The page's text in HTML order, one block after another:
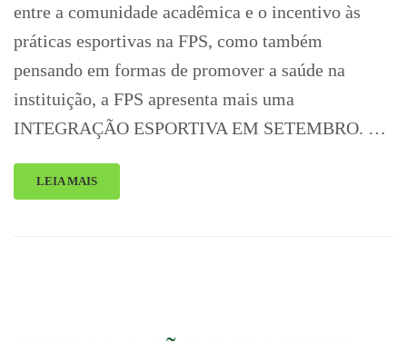
entre a comunidade acadêmica e o incentivo às
práticas esportivas na FPS, como também
pensando em formas de promover a saúde na
instituição, a FPS apresenta mais uma
INTEGRAÇÃO ESPORTIVA EM SETEMBRO. …
LEIA MAIS